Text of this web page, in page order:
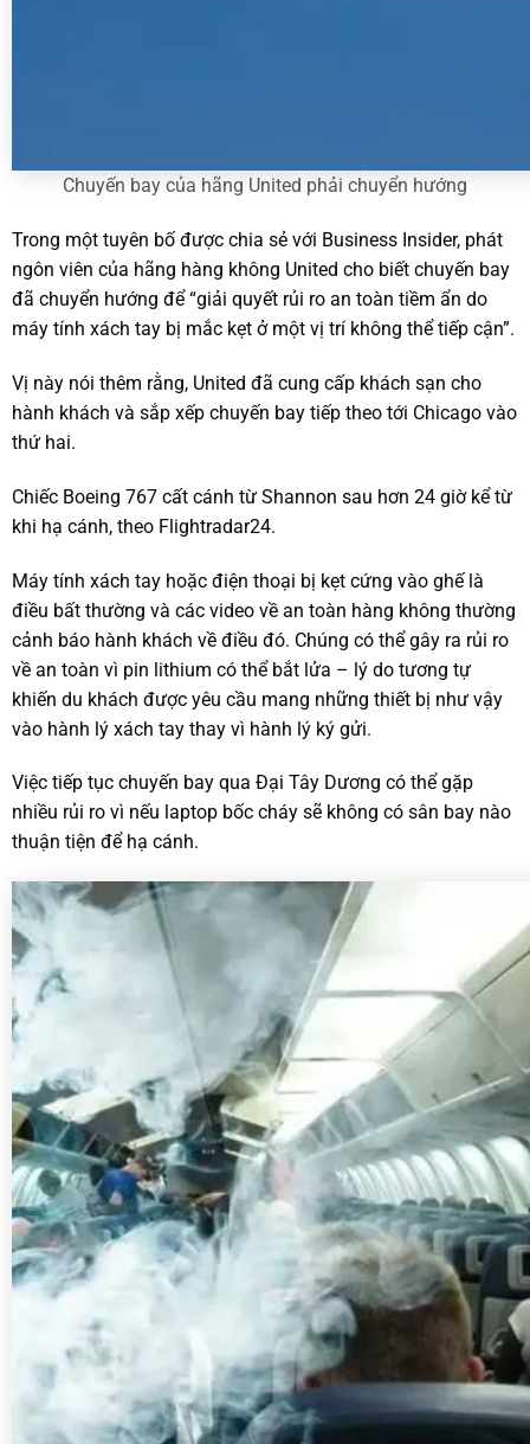
Chuyến bay của hãng United phải chuyển hướng
Trong một tuyên bố được chia sẻ với Business Insider, phát
ngôn viên của hãng hàng không United cho biết chuyến bay
đã chuyển hướng để “giải quyết rủi ro an toàn tiềm ẩn do
máy tính xách tay bị mắc kẹt ở một vị trí không thể tiếp cận”.
Vị này nói thêm rằng, United đã cung cấp khách sạn cho
hành khách và sắp xếp chuyến bay tiếp theo tới Chicago vào
thứ hai.
Chiếc Boeing 767 cất cánh từ Shannon sau hơn 24 giờ kể từ
khi hạ cánh, theo Flightradar24.
Máy tính xách tay hoặc điện thoại bị kẹt cứng vào ghế là
điều bất thường và các video về an toàn hàng không thường
cảnh báo hành khách về điều đó. Chúng có thể gây ra rủi ro
về an toàn vì pin lithium có thể bắt lửa – lý do tương tự
khiến du khách được yêu cầu mang những thiết bị như vậy
vào hành lý xách tay thay vì hành lý ký gửi.
Việc tiếp tục chuyến bay qua Đại Tây Dương có thể gặp
nhiều rủi ro vì nếu laptop bốc cháy sẽ không có sân bay nào
thuận tiện để hạ cánh.